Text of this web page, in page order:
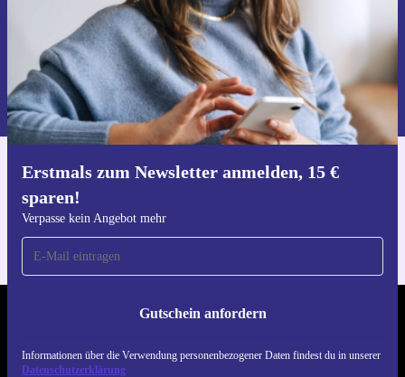
Erstmals zum Newsletter anmelden, 15 €
sparen!
Verpasse kein Angebot mehr
Gutschein anfordern
Informationen über die Verwendung personenbezogener Daten findest du in unserer
Datenschutzerklärung
Gutschein anfordern
Informationen über die Verwendung personenbezogener Daten findest
du in unserer
Datenschutzerklärung.
Hol dir die refurbed-App
REFURBED DEUTSCHLAND - RETHINK NEW.
FOLGE UNS